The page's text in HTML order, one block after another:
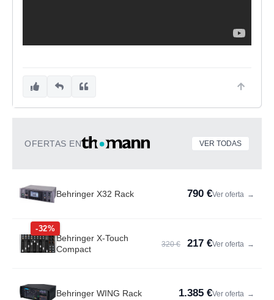
OFERTAS EN VER TODAS
Behringer X32 Rack 790 €Ver oferta →
-32%
Behringer X-Touch
Compact
320 € 217 €Ver oferta →
Behringer WING Rack 1.385 €Ver oferta →